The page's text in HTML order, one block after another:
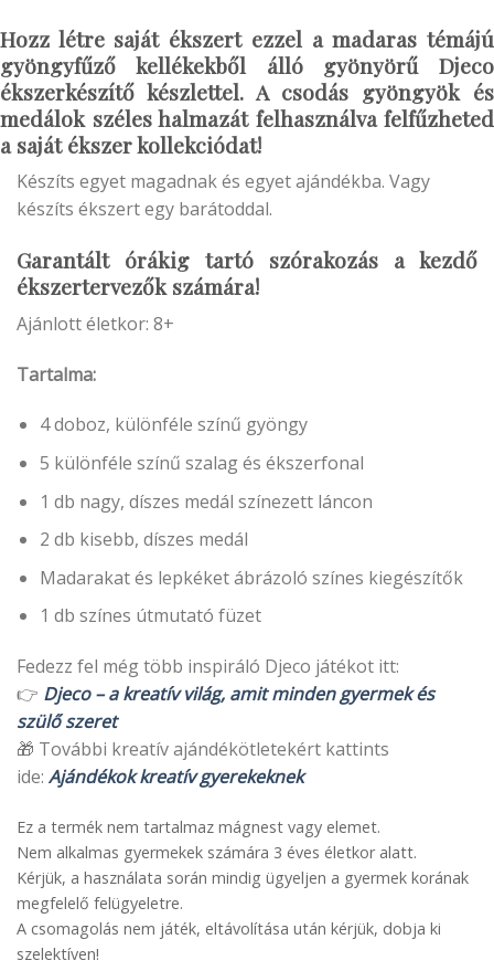
Hozz létre saját ékszert ezzel a madaras témájú
gyöngyfűző kellékekből álló gyönyörű Djeco
ékszerkészítő készlettel. A csodás gyöngyök és
medálok széles halmazát felhasználva felfűzheted
a saját ékszer kollekciódat!
Készíts egyet magadnak és egyet ajándékba. Vagy
készíts ékszert egy barátoddal.
Garantált órákig tartó szórakozás a kezdő
ékszertervezők számára!
Ajánlott életkor: 8+
Tartalma:
4 doboz, különféle színű gyöngy
5 különféle színű szalag és ékszerfonal
1 db nagy, díszes medál színezett láncon
2 db kisebb, díszes medál
Madarakat és lepkéket ábrázoló színes kiegészítők
1 db színes útmutató füzet
Fedezz fel még több inspiráló Djeco játékot itt:
👉 Djeco – a kreatív világ, amit minden gyermek és
szülő szeret
🎁 További kreatív ajándékötletekért kattints
ide: Ajándékok kreatív gyerekeknek
Ez a termék nem tartalmaz mágnest vagy elemet.
Nem alkalmas gyermekek számára 3 éves életkor alatt.
Kérjük, a használata során mindig ügyeljen a gyermek korának
megfelelő felügyeletre.
A csomagolás nem játék, eltávolítása után kérjük, dobja ki
szelektíven!